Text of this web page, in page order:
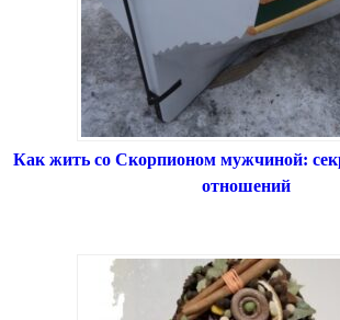
Как жить со Скорпионом мужчиной:
отношений